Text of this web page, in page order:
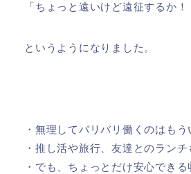
「ちょっと遠いけど遠征するか！
というようになりました。
・無理してバリバリ働くのはもう
・推し活や旅行、友達とのラン
・でも、ちょっとだけ安心でき